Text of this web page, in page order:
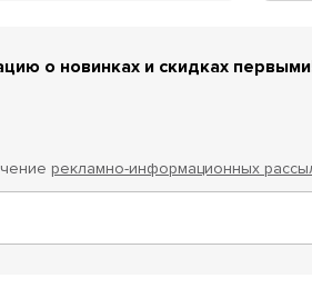
о новинках и скидках
рекламно-информационных